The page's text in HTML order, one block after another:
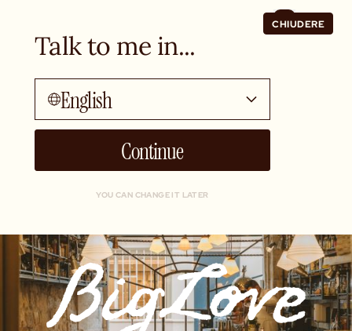
Talk to me in...
English
Continue
YOU CAN CHANGE IT LATER
CHIUDERE